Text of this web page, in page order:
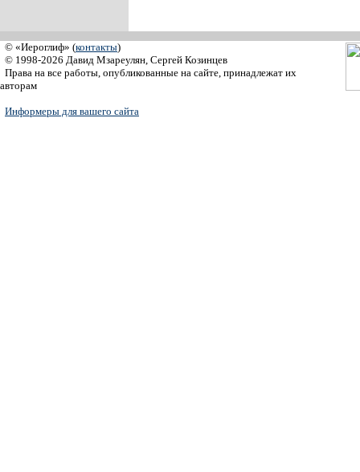
© «Иероглиф» (контакты)
© 1998-2026 Давид Мзареулян, Сергей Козинцев
Права на все работы, опубликованные на сайте, принадлежат их
авторам
Информеры для вашего сайта